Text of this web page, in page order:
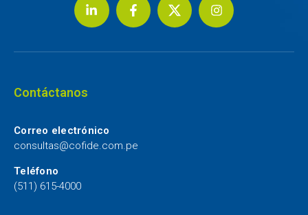
Contáctanos
Correo electrónico
consultas@cofide.com.pe
Teléfono
(511) 615-4000